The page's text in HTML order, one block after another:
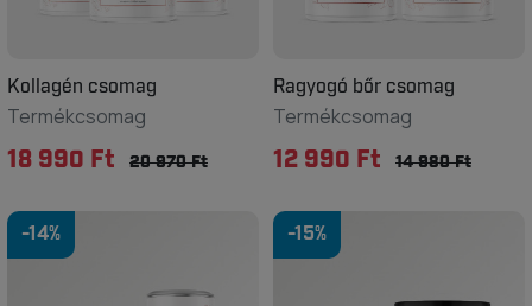
Kollagén csomag
Termékcsomag
18 990 Ft 20 970 Ft
Ragyogó bőr csomag
Termékcsomag
12 990 Ft 14 980 Ft
-14% -15%